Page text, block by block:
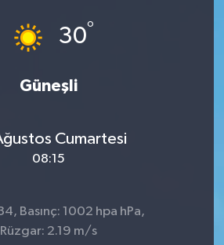
30°
Güneşli
Cumartesi
08:15
Basınç: 1002 hpa hPa,
Rüzgar: 2.19 m/s